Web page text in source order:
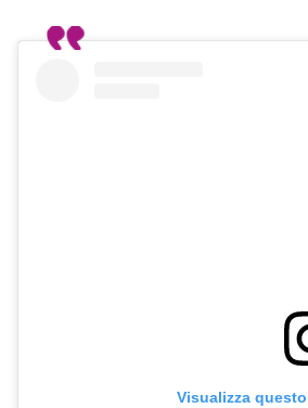
Visualizza